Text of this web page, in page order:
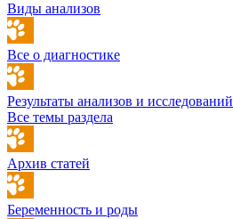
Виды анализов
Все о диагностике
Результаты анализов и исследований
Все темы раздела
Архив статей
Беременность и роды